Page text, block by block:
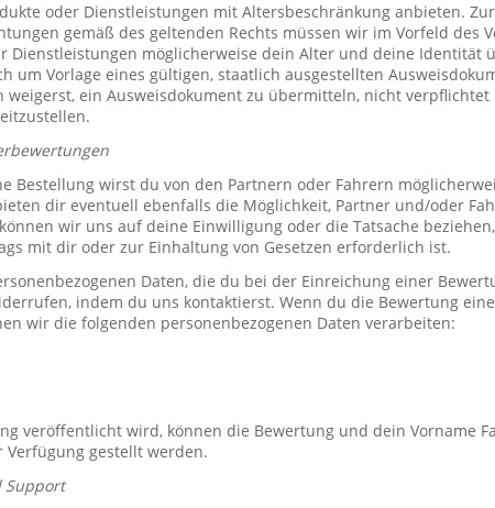
oder Dienstleistungen mit Altersbeschränkung anbieten.
gemäß des geltenden Rechts müssen wir im Vorfeld des
Dienstleistungen möglicherweise dein Alter und deine Identität
um Vorlage eines gültigen, staatlich ausgestellten
weigerst, ein Ausweisdokument zu übermitteln, nicht
Bestellung wirst du von den Partnern oder Fahrern
dir eventuell ebenfalls die Möglichkeit, Partner und/oder
wir uns auf deine Einwilligung oder die Tatsache
mit dir oder zur Einhaltung von Gesetzen erforderlich ist.
Daten, die du bei der Einreichung einer
indem du uns kontaktierst. Wenn du die Bewertung
wir die folgenden personenbezogenen Daten verarbeiten:
veröffentlicht wird, können die Bewertung und dein Vorname
gestellt werden.
Support